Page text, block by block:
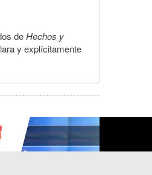
deHechos y
y explícitamente